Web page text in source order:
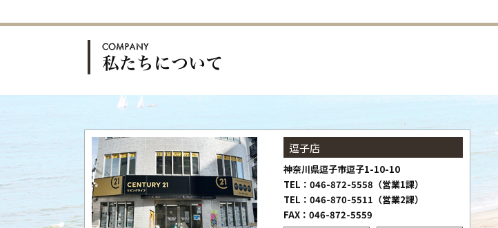
逗子店
神奈川県逗子市逗子1-10-10
TEL：046-872-5558（営業1課）
TEL：046-870-5511（営業2課）
FAX：046-872-5559